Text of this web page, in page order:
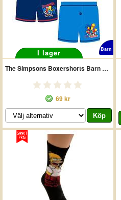
I lager Barn
The Simpsons Boxershorts Barn 2-pack
69 kr